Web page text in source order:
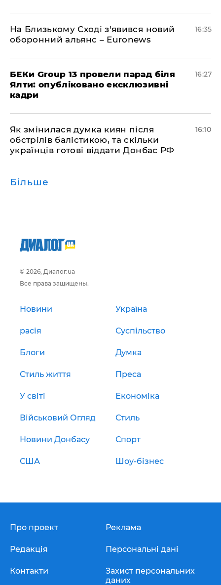
На Близькому Сході з'явився новий
оборонний альянс – Euronews
16:35
БЕКи Group 13 провели парад біля
Ялти: опубліковано ексклюзивні
кадри
16:27
Як змінилася думка киян після
обстрілів балістикою, та скільки
українців готові віддати Донбас РФ
16:10
Більше
© 2026, Диалог.ua
Все права защищены.
Новини Україна
расія Суспільство
Блоги Думка
Стиль життя Преса
У світі Економіка
Військовий Огляд Стиль
Новини Донбасу Спорт
США Шоу-бізнес
Про проект
Редакція
Контакти
Реклама
Персональні дані
Захист персональних
даних